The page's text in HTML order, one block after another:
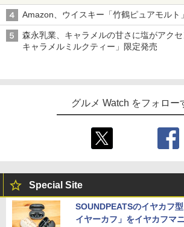
Amazon、ウイスキー「竹鶴ピュアモルト
森永乳業、キャラメルの甘さに塩がアク
キャラメルミルクティー」限定発売
グルメ Watch をフォロー
Special Site
SOUNDPEATSのイヤカフ
イヤーカフ」をイヤカフマ